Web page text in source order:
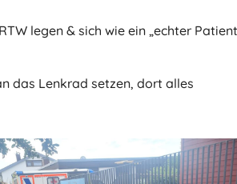
legen & sich wie ein „echter
das Lenkrad setzen, dort alles